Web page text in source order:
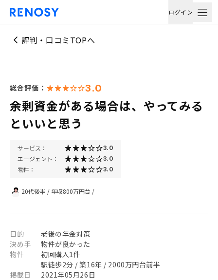
ログイン
評判・口コミTOPへ
総合評価： 3.0
余剰資金がある場合は、やってみる
といいと思う
サービス： 3.0
エージェント： 3.0
物件： 3.0
20代後半 / 年収800万円台 /
目的
老後の年金対策
決め手
物件が良かった
物件
初回購入1件
駅徒歩2分 / 築16年 / 2000万円台前半
掲載日
2021年05月26日